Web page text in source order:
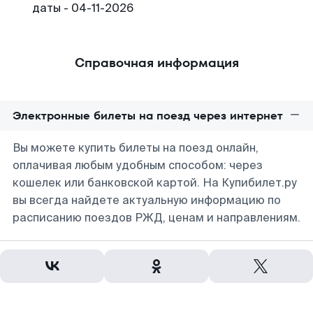
даты - 04-11-2026
Справочная информация
Электронные билеты на поезд через интернет
Вы можете купить билеты на поезд онлайн,
оплачивая любым удобным способом: через
кошелек или банковской картой. На Купибилет.ру
вы всегда найдете актуальную информацию по
расписанию поездов РЖД, ценам и направлениям.